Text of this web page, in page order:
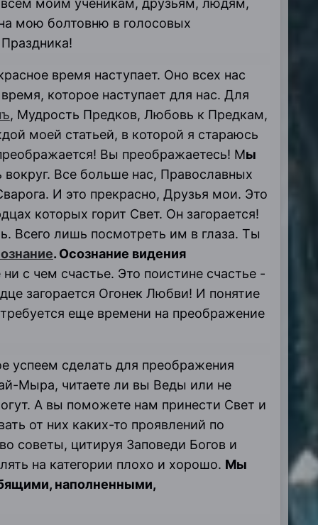
моим ученикам, друзьям, людям,
мою болтовню в голосовых
время наступает. Оно всех нас
которое наступает для нас. Для
, Мудрость Предков, Любовь к Предкам,
моей статьей, в которой я стараюсь
Вы преображаетесь! Мы
Все больше нас, Православных
И это прекрасно, Друзья мои. Это
которых горит Свет. Он загорается!
Всего лишь посмотреть им в глаза. Ты
. Осознание видения
с чем счастье. Это поистине счастье -
загорается Огонек Любви! И понятие
еще времени на преображение
успеем сделать для преображения
Мыра, читаете ли вы Веды или не
А вы поможете нам принести Свет и
от них каких-то проявлений по
советы, цитируя Заповеди Богов и
на категории плохо и хорошо. Мы
наполненными,